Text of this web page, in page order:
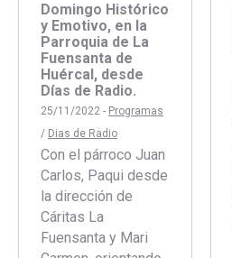
Domingo Histórico
y Emotivo, en la
Parroquia de La
Fuensanta de
Huércal, desde
Días de Radio.
25/11/2022 - Programas
/ Dias de Radio
Con el párroco Juan
Carlos, Paqui desde
la dirección de
Cáritas La
Fuensanta y Mari